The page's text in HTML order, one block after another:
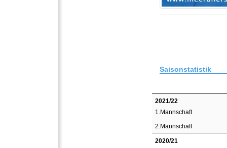
Saisonstatistik
2021/22
1.Mannschaft
2.Mannschaft
2020/21